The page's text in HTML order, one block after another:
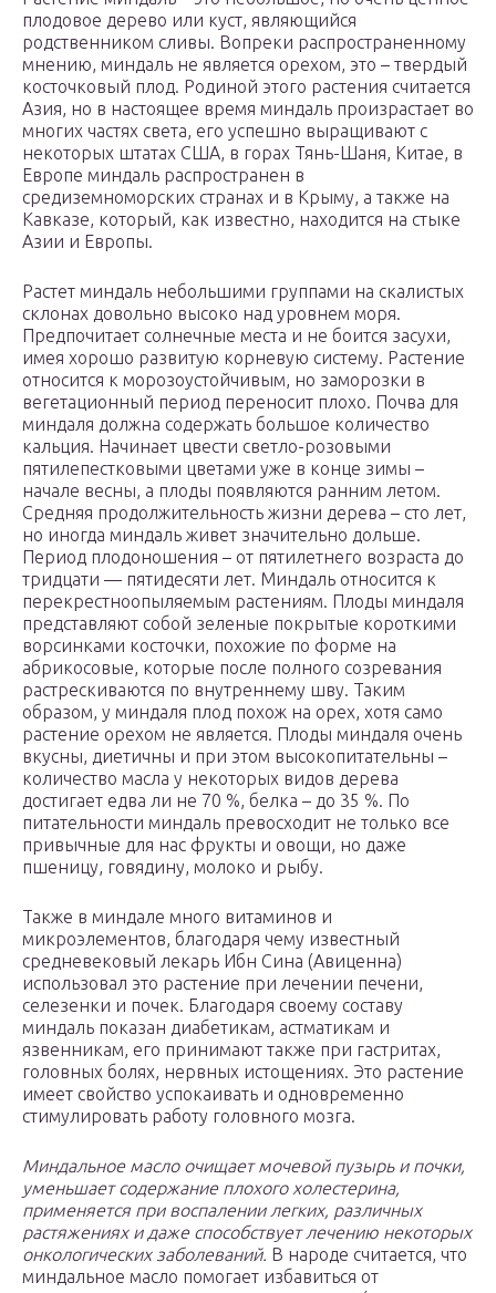
плодовое дерево или куст, являющийся
родственником сливы. Вопреки распространенному
мнению, миндаль не является орехом, это – твердый
косточковый плод. Родиной этого растения считается
Азия, но в настоящее время миндаль произрастает во
многих частях света, его успешно выращивают с
некоторых штатах США, в горах Тянь-Шаня, Китае, в
Европе миндаль распространен в
средиземноморских странах и в Крыму, а также на
Кавказе, который, как известно, находится на стыке
Азии и Европы.
Растет миндаль небольшими группами на скалистых
склонах довольно высоко над уровнем моря.
Предпочитает солнечные места и не боится засухи,
имея хорошо развитую корневую систему. Растение
относится к морозоустойчивым, но заморозки в
вегетационный период переносит плохо. Почва для
миндаля должна содержать большое количество
кальция. Начинает цвести светло-розовыми
пятилепестковыми цветами уже в конце зимы –
начале весны, а плоды появляются ранним летом.
Средняя продолжительность жизни дерева – сто лет,
но иногда миндаль живет значительно дольше.
Период плодоношения – от пятилетнего возраста до
тридцати — пятидесяти лет. Миндаль относится к
перекрестноопыляемым растениям. Плоды миндаля
представляют собой зеленые покрытые короткими
ворсинками косточки, похожие по форме на
абрикосовые, которые после полного созревания
растрескиваются по внутреннему шву. Таким
образом, у миндаля плод похож на орех, хотя само
растение орехом не является. Плоды миндаля очень
вкусны, диетичны и при этом высокопитательны –
количество масла у некоторых видов дерева
достигает едва ли не 70 %, белка – до 35 %. По
питательности миндаль превосходит не только все
привычные для нас фрукты и овощи, но даже
пшеницу, говядину, молоко и рыбу.
Также в миндале много витаминов и
микроэлементов, благодаря чему известный
средневековый лекарь Ибн Сина (Авиценна)
использовал это растение при лечении печени,
селезенки и почек. Благодаря своему составу
миндаль показан диабетикам, астматикам и
язвенникам, его принимают также при гастритах,
головных болях, нервных истощениях. Это растение
имеет свойство успокаивать и одновременно
стимулировать работу головного мозга.
Миндальное масло очищает мочевой пузырь и почки,
уменьшает содержание плохого холестерина,
применяется при воспалении легких, различных
растяжениях и даже способствует лечению некоторых
онкологических заболеваний. В народе считается, что
миндальное масло помогает избавиться от